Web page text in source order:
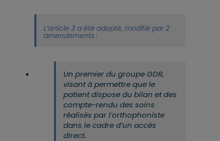
L’article 3 a été adopté, modifié par 2
amendements :
Un premier du groupe GDR,
visant à permettre que le
patient dispose du bilan et des
compte-rendu des soins
réalisés par l’orthophoniste
dans le cadre d’un accès
direct.